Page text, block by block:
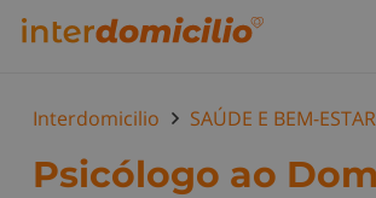
Interdomicilio SAÚDE E BEM-ESTAR
Psicólogo ao